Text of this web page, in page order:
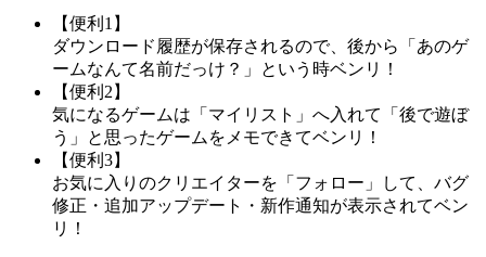
【便利1】
ダウンロード履歴が保存されるので、後から「あのゲ
ームなんて名前だっけ？」という時ベンリ！
【便利2】
気になるゲームは「マイリスト」へ入れて「後で遊ぼ
う」と思ったゲームをメモできてベンリ！
【便利3】
お気に入りのクリエイターを「フォロー」して、バグ
修正・追加アップデート・新作通知が表示されてベン
リ！